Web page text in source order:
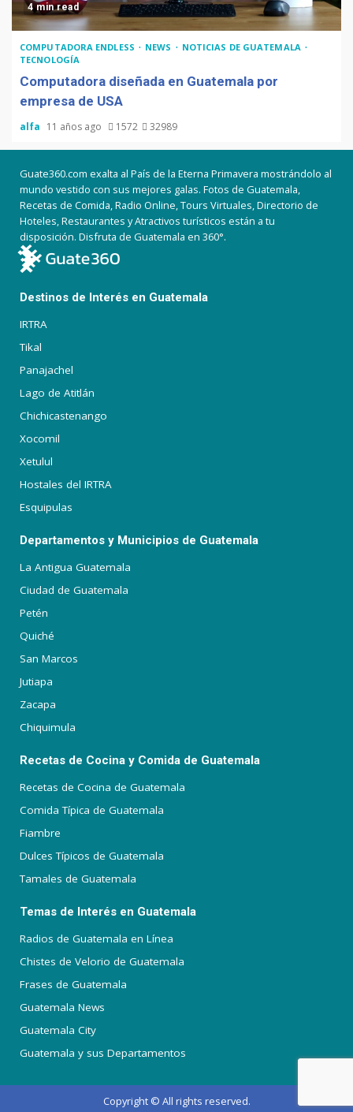
4 min read
COMPUTADORA ENDLESS NEWS
NOTICIAS DE GUATEMALA
TECNOLOGÍA
Computadora diseñada en Guatemala por
empresa de USA
alfa 11 años ago 1572 32989
Guate360.com exalta al País de la Eterna Primavera mostrándolo al
mundo vestido con sus mejores galas. Fotos de Guatemala,
Recetas de Comida, Radio Online, Tours Virtuales, Directorio de
Hoteles, Restaurantes y Atractivos turísticos están a tu
disposición. Disfruta de Guatemala en 360°.
Destinos de Interés en Guatemala
IRTRA
Tikal
Panajachel
Lago de Atitlán
Chichicastenango
Xocomil
Xetulul
Hostales del IRTRA
Esquipulas
Departamentos y Municipios de Guatemala
La Antigua Guatemala
Ciudad de Guatemala
Petén
Quiché
San Marcos
Jutiapa
Zacapa
Chiquimula
Recetas de Cocina y Comida de Guatemala
Recetas de Cocina de Guatemala
Comida Típica de Guatemala
Fiambre
Dulces Típicos de Guatemala
Tamales de Guatemala
Temas de Interés en Guatemala
Radios de Guatemala en Línea
Chistes de Velorio de Guatemala
Frases de Guatemala
Guatemala News
Guatemala City
Guatemala y sus Departamentos
Copyright © All rights reserved.